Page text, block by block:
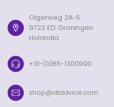
Olgerweg 2A-5
9723 ED Groningen
Holandia
+31-(0)85-1300990
shop@vitadvice.com